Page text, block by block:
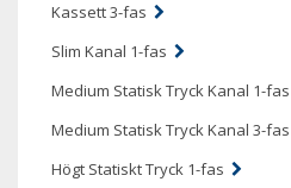
Kassett 3-fas
Slim Kanal 1-fas
Medium Statisk Tryck Kanal 1-fas
Medium Statisk Tryck Kanal 3-fas
Högt Statiskt Tryck 1-fas